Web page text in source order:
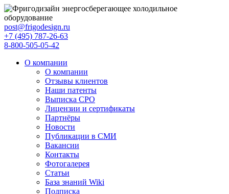
post@frigodesign.ru
+7 (495) 787-26-63
8-800-505-05-42
О компании
О компании
Отзывы клиентов
Наши патенты
Выписка СРО
Лицензии и сертификаты
Партнёры
Новости
Публикации в СМИ
Вакансии
Контакты
Фотогалерея
Статьи
База знаний Wiki
Подписка